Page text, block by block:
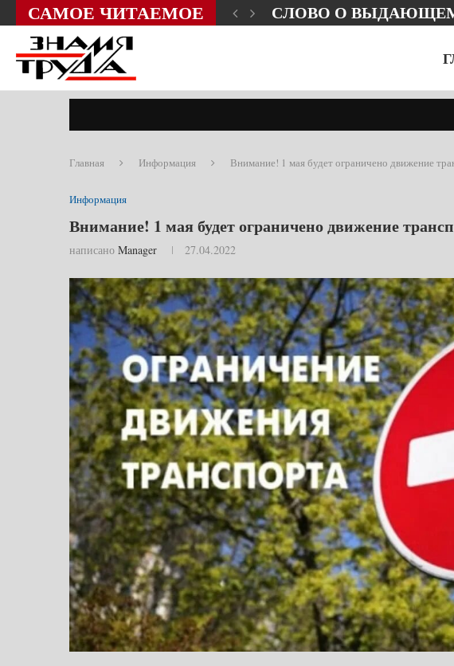
САМОЕ ЧИТАЕМОЕ СЛОВО О
Главная Информация Внимание! 1 мая будет ограничено движение
Информация
Внимание! 1 мая будет ограничено движение
написано Manager 27.04.2022